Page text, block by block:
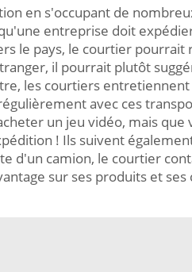
en s'occupant de
entreprise doit
le pays, le courtier
il pourrait plutôt
les courtiers
avec ces
un jeu vidéo, mais
! Ils suivent
d'un camion, le courtier
sur ses produits et